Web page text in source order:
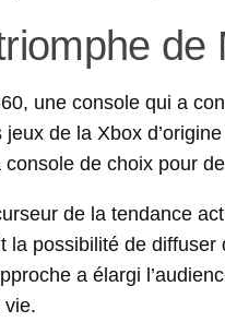
de
une console qui a
de la Xbox
de choix pour
de la tendance
la possibilité de
a élargi
vie.